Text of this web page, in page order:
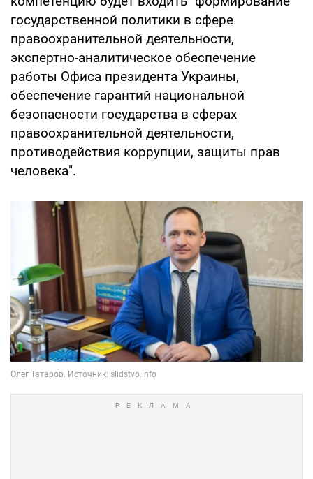
государственной политики в сфере
правоохранительной деятельности,
экспертно-аналитическое обеспечение
работы Офиса президента Украины,
обеспечение гарантий национальной
безопасности государства в сферах
правоохранительной деятельности,
противодействия коррупции, защиты прав
человека".